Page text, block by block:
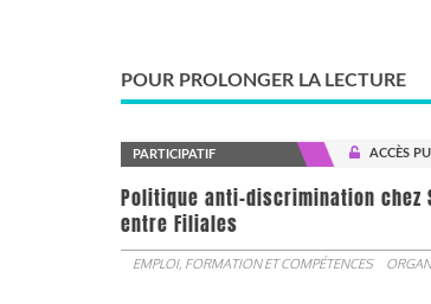
POUR PROLONGER LA LECTURE
PARTICIPATIF ACCÈS
Politique anti-discrimination chez
entre Filiales
EMPLOI, FORMATION ET COMPÉTENCES